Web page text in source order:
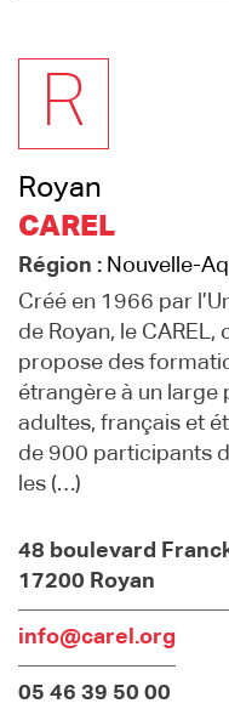
R
Royan
CAREL
Région : Nouvelle-
Créé en 1966 par
de Royan, le
propose des
étrangère à un large
adultes, français et
de 900 participants
les (…)
48 boulevard
17200 Royan
info@carel.org
05 46 39 50 00